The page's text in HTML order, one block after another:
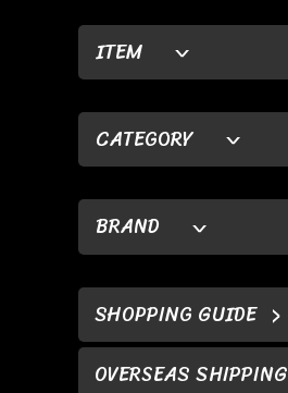
ITEM
CATEGORY
BRAND
SHOPPING GUIDE
OVERSEAS SHIPPING